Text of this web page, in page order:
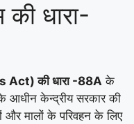
की धारा-
की धारा -88A के
आधीन केन्द्रीय सरकार की
और मालों के परिवहन के लिए